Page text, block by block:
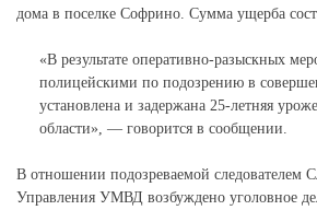
дома в поселке Софрино. Сумма ущерба
«В результате оперативно-разыскных
полицейскими по подозрению в
установлена и задержана 25-летняя
области», — говорится в сообщении.
В отношении подозреваемой следователем
Управления УМВД возбуждено уголовное